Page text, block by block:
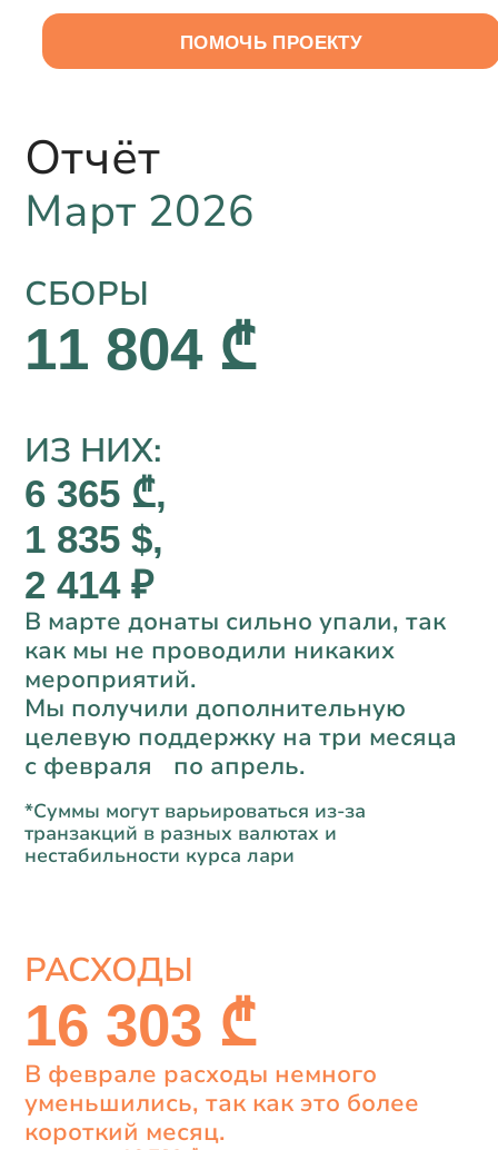
ПОМОЧЬ ПРОЕКТУ
Отчёт
Март 2026
СБОРЫ
11 804 ₾
ИЗ НИХ:
6 365 ₾,
1 835 $,
2 414 ₽
В марте донаты сильно упали, так
как мы не проводили никаких
мероприятий.
Мы получили дополнительную
целевую поддержку на три месяца
с февраля по апрель.
*Суммы могут варьироваться из-за
транзакций в разных валютах и
нестабильности курса лари
РАСХОДЫ
16 303 ₾
В феврале расходы немного
уменьшились, так как это более
короткий месяц.